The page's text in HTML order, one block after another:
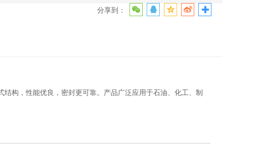
分享到：
构，性能优良，密封更可靠。产品广泛应用于石油、化工、制